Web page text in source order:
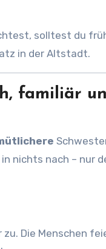
solltest du
in der Altstadt.
familiär
nichts nach – nur
Die Menschen